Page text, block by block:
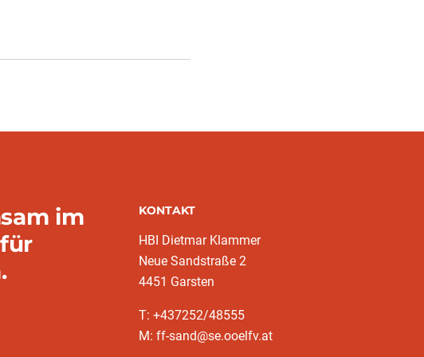
im
KONTAKT
HBI Dietmar Klammer
Neue Sandstraße 2
4451 Garsten
T: +437252/48555
M: ff-sand@se.ooelfv.at